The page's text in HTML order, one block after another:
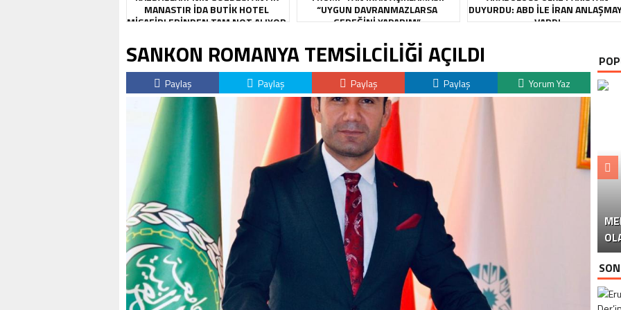
MANASTIR İDA BUTIK HOTEL
MISAFIRLERINDEN TAM NOT ALIYOR
“UYGUN DAVRANMAZLARSA
GEREĞINI YAPARIM”
DUYURDU: ABD ILE İRAN
VARDI
SANKON ROMANYA TEMSİLCİLİĞİ AÇILDI
Paylaş Paylaş Paylaş Paylaş Yorum Yaz